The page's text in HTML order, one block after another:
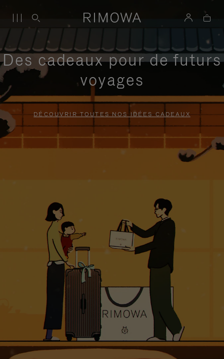
Des cadeaux pour de futurs
voyages
DÉCOUVRIR TOUTES NOS IDÉES CADEAUX